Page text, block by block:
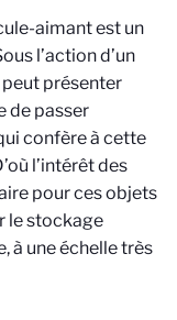
aimant est un
l’action d’un
présenter
de passer
confère à cette
l’intérêt des
pour ces objets
le stockage
à une échelle très